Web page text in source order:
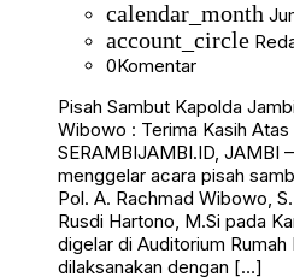
calendar_month
account_circle
0Komentar
Pisah Sambut Kapolda
Wibowo : Terima Kasih Atas
SERAMBIJAMBI.ID, JAMBI
menggelar acara pisah
Pol. A. Rachmad Wibowo,
Rusdi Hartono, M.Si pada
digelar di Auditorium Rumah
dilaksanakan dengan […]